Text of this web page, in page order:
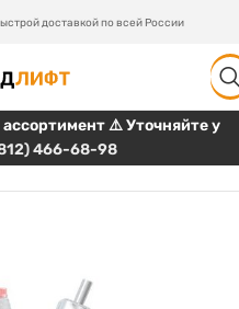
доставкой по всей России
⚠️ Уточняйте у
466-68-98